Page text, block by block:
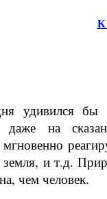
К
удивился бы
на
и т.д.
чем человек.